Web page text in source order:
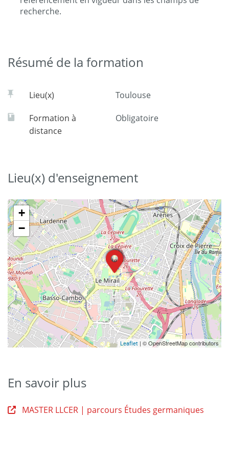
recherche.
Résumé de la formation
Lieu(x) Toulouse
Formation à
distance
Obligatoire
Lieu(x) d'enseignement
+
−
Leaflet | © OpenStreetMap contributors
En savoir plus
MASTER LLCER | parcours Études germaniques